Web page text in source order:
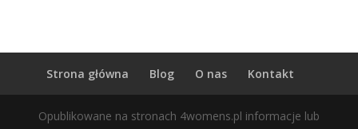
Strona główna Blog O nas Kontakt
Opublikowane na stronach 4womens.pl informacje lub